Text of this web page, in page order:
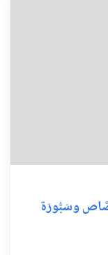
وسَبُّورَة